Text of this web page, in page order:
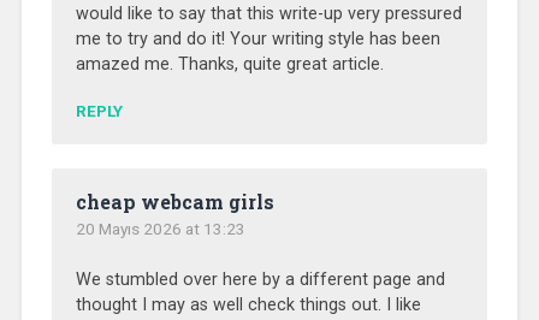
would like to say that this write-up very pressured
me to try and do it! Your writing style has been
amazed me. Thanks, quite great article.
REPLY
cheap webcam girls
20 Mayıs 2026 at 13:23
We stumbled over here by a different page and
thought I may as well check things out. I like